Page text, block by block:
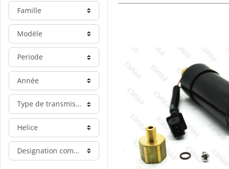
Famille
Modèle
Periode
Année
Type de transmission
Helice
Designation commerciale